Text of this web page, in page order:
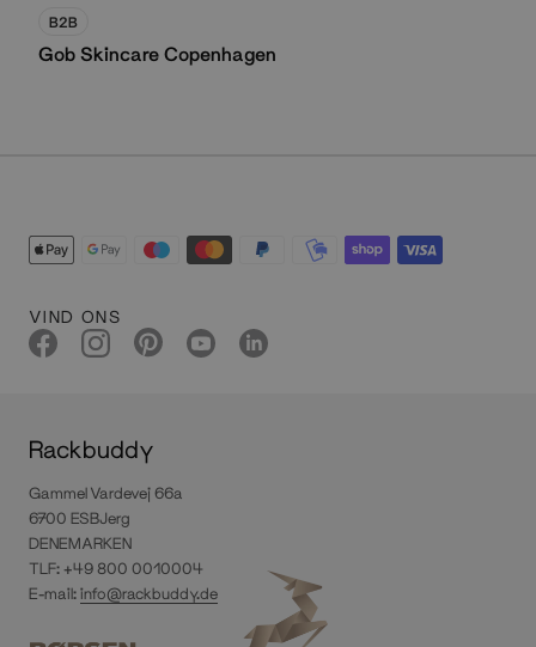
B2B
Gob Skincare Copenhagen
VIND ONS
Rackbuddy
Gammel Vardevej 66a
6700 ESBJerg
DENEMARKEN
TLF: +49 800 0010004
E-mail:info@rackbuddy.de